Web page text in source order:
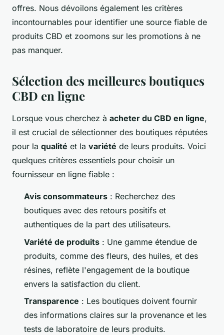
offres. Nous dévoilons également les critères
incontournables pour identifier une source fiable de
produits CBD et zoomons sur les promotions à ne
pas manquer.
Sélection des meilleures boutiques
CBD en ligne
Lorsque vous cherchez à acheter du CBD en ligne,
il est crucial de sélectionner des boutiques réputées
pour la qualité et la variété de leurs produits. Voici
quelques critères essentiels pour choisir un
fournisseur en ligne fiable :
Avis consommateurs : Recherchez des
boutiques avec des retours positifs et
authentiques de la part des utilisateurs.
Variété de produits : Une gamme étendue de
produits, comme des fleurs, des huiles, et des
résines, reflète l'engagement de la boutique
envers la satisfaction du client.
Transparence : Les boutiques doivent fournir
des informations claires sur la provenance et les
tests de laboratoire de leurs produits.